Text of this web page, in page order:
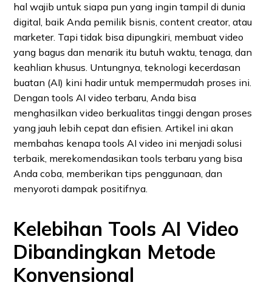
hal wajib untuk siapa pun yang ingin tampil di dunia
digital, baik Anda pemilik bisnis, content creator, atau
marketer. Tapi tidak bisa dipungkiri, membuat video
yang bagus dan menarik itu butuh waktu, tenaga, dan
keahlian khusus. Untungnya, teknologi kecerdasan
buatan (AI) kini hadir untuk mempermudah proses ini.
Dengan tools AI video terbaru, Anda bisa
menghasilkan video berkualitas tinggi dengan proses
yang jauh lebih cepat dan efisien. Artikel ini akan
membahas kenapa tools AI video ini menjadi solusi
terbaik, merekomendasikan tools terbaru yang bisa
Anda coba, memberikan tips penggunaan, dan
menyoroti dampak positifnya.
Kelebihan Tools AI Video
Dibandingkan Metode
Konvensional